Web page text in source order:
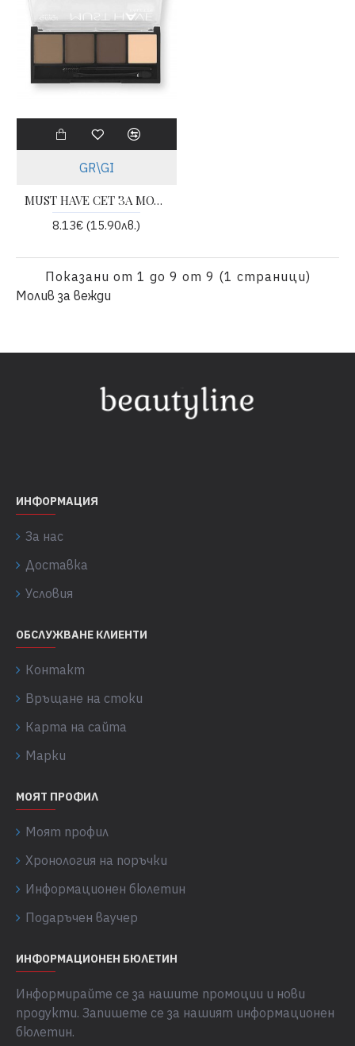
Молив за вежди
GR\GI
MUST HAVE СЕТ ЗА МОДЕЛИРАНЕ НА ВЕЖДИ
8.13€ (15.90лв.)
Показани от 1 до 9 от 9 (1 страници)
ИНФОРМАЦИЯ
За нас
Доставка
Условия
ОБСЛУЖВАНЕ КЛИЕНТИ
Контакт
Връщане на стоки
Карта на сайта
Марки
МОЯТ ПРОФИЛ
Моят профил
Хронология на поръчки
Информационен бюлетин
Подаръчен ваучер
ИНФОРМАЦИОНЕН БЮЛЕТИН
Информирайте се за нашите промоции и нови
продукти. Запишете се за нашият информационен
бюлетин.